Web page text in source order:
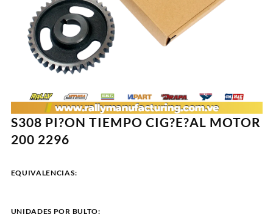
S308 PI?ON TIEMPO CIG?E?AL MOTOR
200 2296
EQUIVALENCIAS:
UNIDADES POR BULTO: